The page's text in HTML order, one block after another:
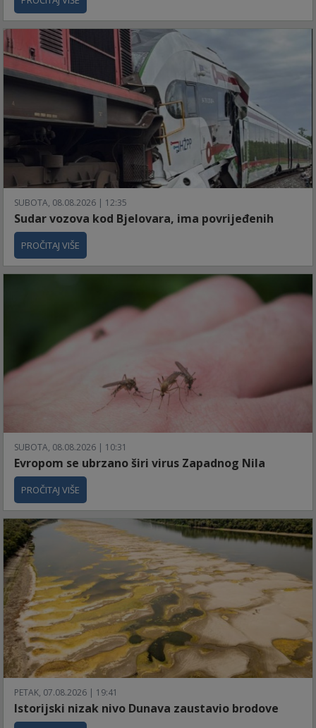
SUBOTA, 08.08.2026 | 12:35
Sudar vozova kod Bjelovara, ima povrijeđenih
PROČITAJ VIŠE
SUBOTA, 08.08.2026 | 10:31
Evropom se ubrzano širi virus Zapadnog Nila
PROČITAJ VIŠE
PETAK, 07.08.2026 | 19:41
Istorijski nizak nivo Dunava zaustavio brodove